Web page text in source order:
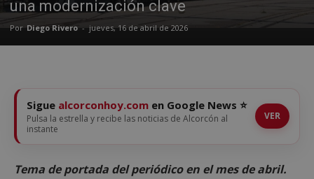
una modernización clave
Por Diego Rivero - jueves, 16 de abril de 2026
Sigue alcorconhoy.com en Google News ⭐
Pulsa la estrella y recibe las noticias de Alcorcón al
instante
VER
Tema de portada del periódico en el mes de abril.